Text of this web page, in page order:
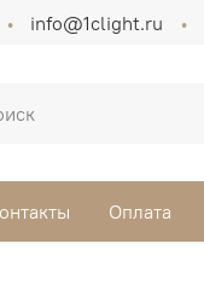
info@1clight.ru
Оплата